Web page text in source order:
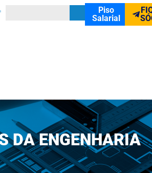
Piso
Salarial
DA ENGENHARIA